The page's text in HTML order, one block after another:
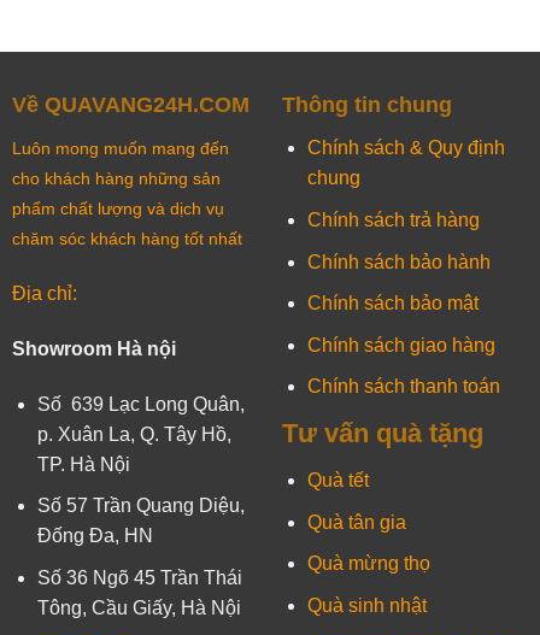
Về QUAVANG24H.COM
Luôn mong muốn mang đến
cho khách hàng những sản
phẩm chất lượng và dịch vụ
chăm sóc khách hàng tốt nhất
Địa chỉ:
Showroom Hà nội
Số 639 Lạc Long Quân,
p. Xuân La, Q. Tây Hồ,
TP. Hà Nội
Số 57 Trần Quang Diệu,
Đống Đa, HN
Số 36 Ngõ 45 Trần Thái
Tông, Cầu Giấy, Hà Nội
Thông tin chung
Chính sách & Quy định
chung
Chính sách trả hàng
Chính sách bảo hành
Chính sách bảo mật
Chính sách giao hàng
Chính sách thanh toán
Tư vấn quà tặng
Quà tết
Quà tân gia
Quà mừng thọ
Quà sinh nhật